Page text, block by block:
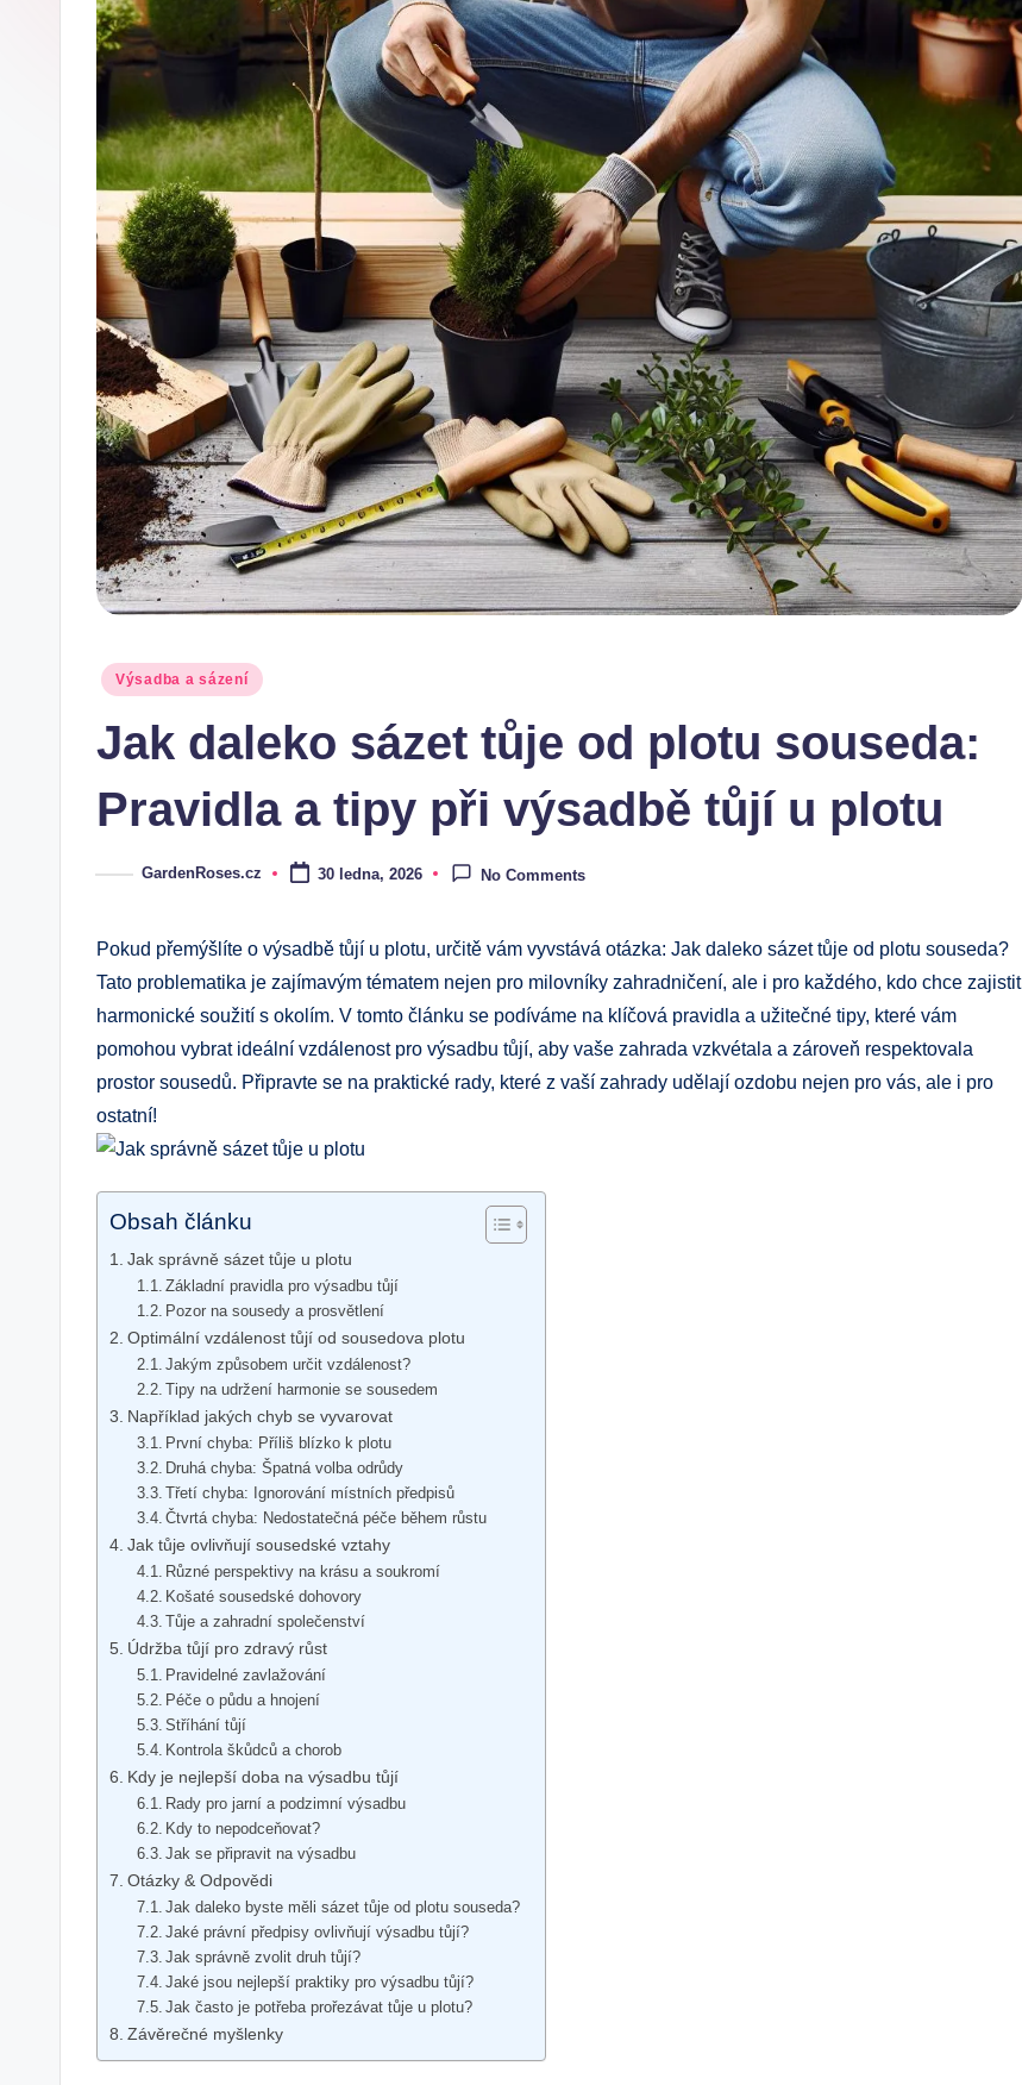
Posted
Výsadba a sázení
Jak daleko sázet tůje od plotu souseda:
Pravidla a tipy při výsadbě tůjí u plotu
PostedGardenRoses.cz 30 ledna, 2026 No Comments
Pokud přemýšlíte o výsadbě tůjí u plotu, určitě vám vyvstává otázka: Jak daleko sázet tůje od plotu souseda?
Tato problematika je zajímavým tématem nejen pro milovníky zahradničení, ale i pro každého, kdo chce zajistit
harmonické soužití s okolím. V tomto článku se podíváme na klíčová pravidla a užitečné tipy, které vám
pomohou vybrat ideální vzdálenost pro výsadbu tůjí, aby vaše zahrada vzkvétala a zároveň respektovala
prostor sousedů. Připravte se na praktické rady, které z vaší zahrady udělají ozdobu nejen pro vás, ale i pro
ostatní!
Obsah článku
Jak správně sázet tůje u plotu
Základní pravidla pro výsadbu tůjí
Pozor na sousedy a prosvětlení
Optimální vzdálenost tůjí od sousedova plotu
Jakým způsobem určit vzdálenost?
Tipy na udržení harmonie se sousedem
Například jakých chyb se vyvarovat
První chyba: Příliš blízko k plotu
Druhá chyba: Špatná volba odrůdy
Třetí chyba: Ignorování místních předpisů
Čtvrtá chyba: Nedostatečná péče během růstu
Jak tůje ovlivňují sousedské vztahy
Různé perspektivy na krásu a soukromí
Košaté sousedské dohovory
Tůje a zahradní společenství
Údržba tůjí pro zdravý růst
Pravidelné zavlažování
Péče o půdu a hnojení
Stříhání tůjí
Kontrola škůdců a chorob
Kdy je nejlepší doba na výsadbu tůjí
Rady pro jarní a podzimní výsadbu
Kdy to nepodceňovat?
Jak se připravit na výsadbu
Otázky & Odpovědi
Jak daleko byste měli sázet tůje od plotu souseda?
Jaké právní předpisy ovlivňují výsadbu tůjí?
Jak správně zvolit druh tůjí?
Jaké jsou nejlepší praktiky pro výsadbu tůjí?
Jak často je potřeba prořezávat tůje u plotu?
Závěrečné myšlenky